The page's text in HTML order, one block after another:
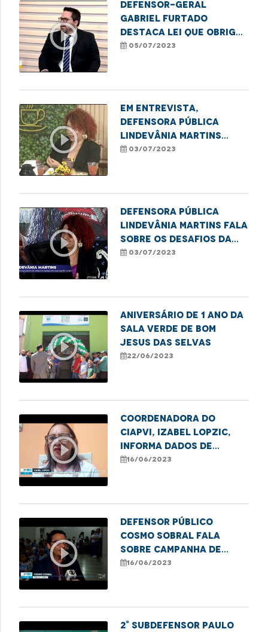
play_circle_outline
Defensor-Geral
Gabriel Furtado
destaca lei que obriga
a comunicação de
paternidade à
Estado
05/07/2023
play_circle_outline
Em entrevista,
defensora pública
Lindevânia Martins
destaca a importância
03/07/2023
play_circle_outline
Defensora pública
Lindevânia Martins fala
sobre os desafios da
população LGBTQIA+
03/07/2023
play_circle_outline
ANIVERSÁRIO DE 1 ANO DA
SALA VERDE DE BOM
JESUS DAS SELVAS
22/06/2023
play_circle_outline
Coordenadora do
CIAPVI, Izabel Lopzic,
informa dados de
violência contra
16/06/2023
play_circle_outline
Defensor público
Cosmo Sobral fala
sobre Campanha de
Combate à Violência
16/06/2023
2° Subdefensor Paulo